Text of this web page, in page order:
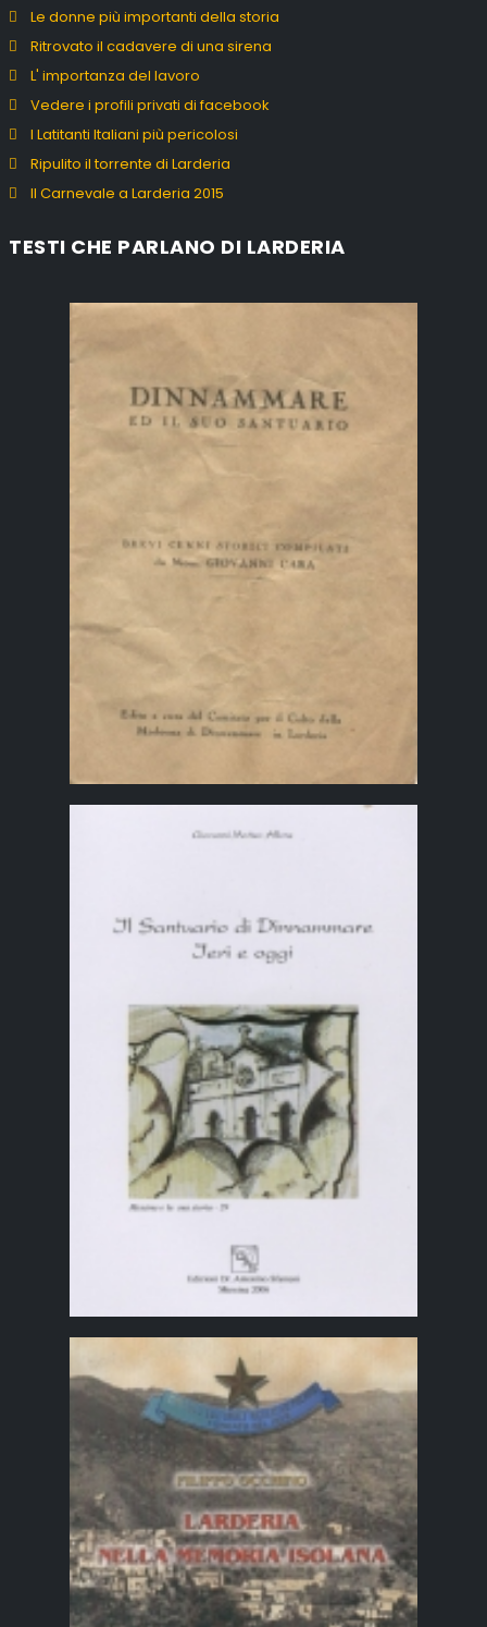
Le donne più importanti della storia
Ritrovato il cadavere di una sirena
L' importanza del lavoro
Vedere i profili privati di facebook
I Latitanti Italiani più pericolosi
Ripulito il torrente di Larderia
Il Carnevale a Larderia 2015
TESTI CHE PARLANO DI LARDERIA